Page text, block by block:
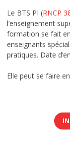
Le BTS PI (RNCP
l’enseignement
formation se fait
enseignants
pratiques. Date
Elle peut se faire